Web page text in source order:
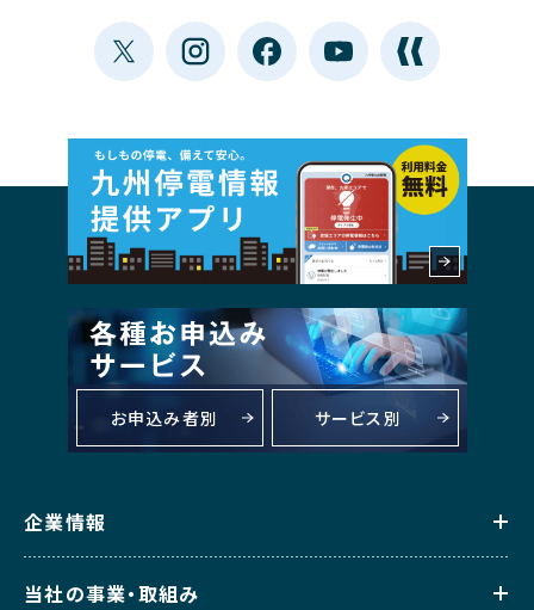
お申込み者別 サービス別
企業情報
当社の事業・取組み